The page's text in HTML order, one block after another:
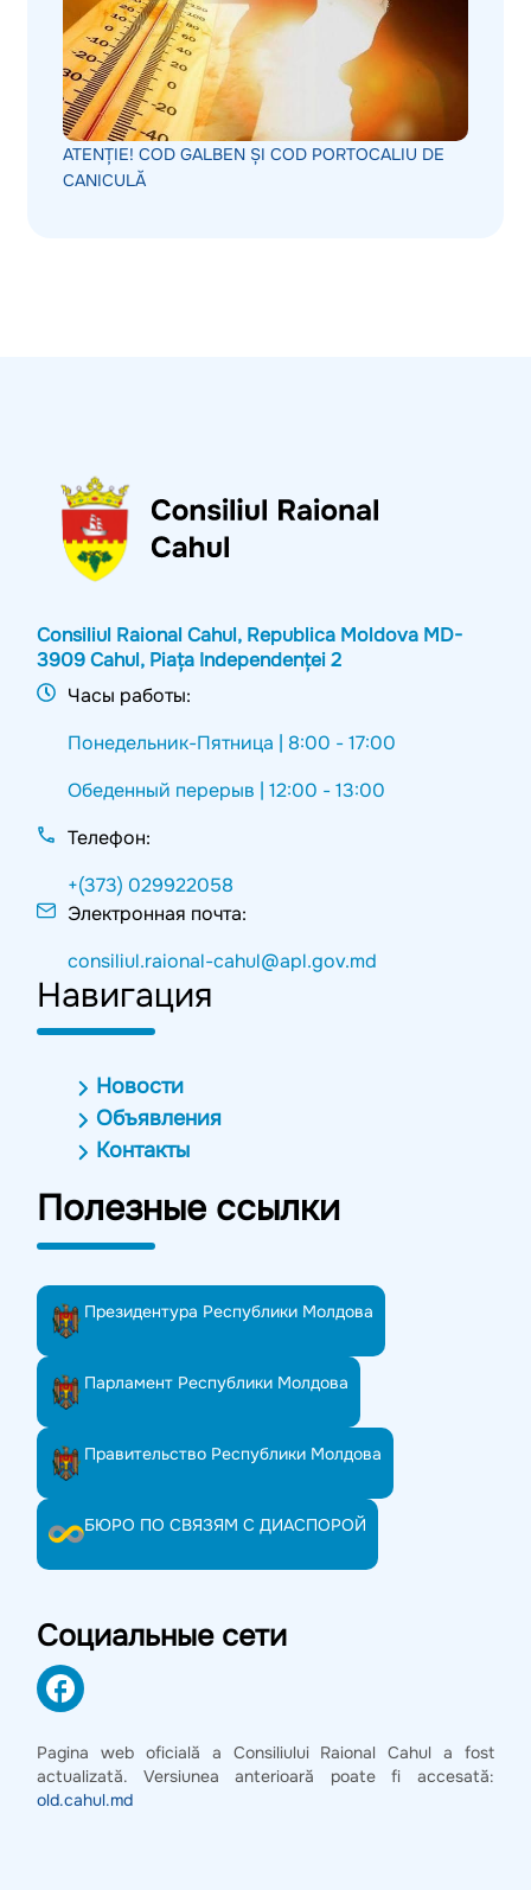
ATENȚIE! COD GALBEN ȘI COD PORTOCALIU DE
CANICULĂ
Consiliul Raional Cahul, Republica Moldova MD-
3909 Cahul, Piața Independenței 2
Часы работы:
Понедельник-Пятница | 8:00 - 17:00
Обеденный перерыв |12:00 - 13:00
Телефон:
+(373) 029922058
Электронная почта:
consiliul.raional-cahul@apl.gov.md
Навигация
Новости
Объявления
Контакты
Полезные ссылки
Президентура Республики Молдова
Парламент Республики Молдова
Правительство Республики Молдова
БЮРО ПО СВЯЗЯМ С ДИАСПОРОЙ
Социальные сети
Pagina web oficială a Consiliului Raional Cahul a fost
actualizată. Versiunea anterioară poate fi accesată:
old.cahul.md